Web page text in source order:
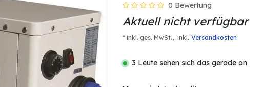
0 Bewertung
Aktuell nicht verfügbar
* inkl. ges. MwSt., inkl . Versandkosten
3 Leute sehen sich das gerade an